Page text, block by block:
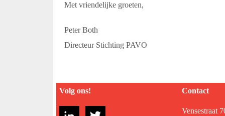
Met vriendelijke groeten,
Peter Both
Directeur Stichting PAVO
Volg ons! Contact
Vensestraat